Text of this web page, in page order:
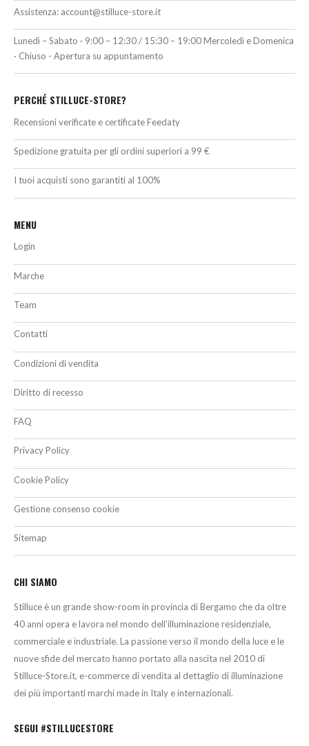
Assistenza: account@stilluce-store.it
Lunedì – Sabato · 9:00 – 12:30 / 15:30 – 19:00 Mercoledì e Domenica
· Chiuso - Apertura su appuntamento
PERCHÉ STILLUCE-STORE?
Recensioni verificate e certificate Feedaty
Spedizione gratuita per gli ordini superiori a 99 €
I tuoi acquisti sono garantiti al 100%
MENU
Login
Marche
Team
Contatti
Condizioni di vendita
Diritto di recesso
FAQ
Privacy Policy
Cookie Policy
Gestione consenso cookie
Sitemap
CHI SIAMO
Stilluce è un grande show-room in provincia di Bergamo che da oltre
40 anni opera e lavora nel mondo dell’illuminazione residenziale,
commerciale e industriale. La passione verso il mondo della luce e le
nuove sfide del mercato hanno portato alla nascita nel 2010 di
Stilluce-Store.it, e-commerce di vendita al dettaglio di illuminazione
dei più importanti marchi made in Italy e internazionali.
SEGUI #STILLUCESTORE